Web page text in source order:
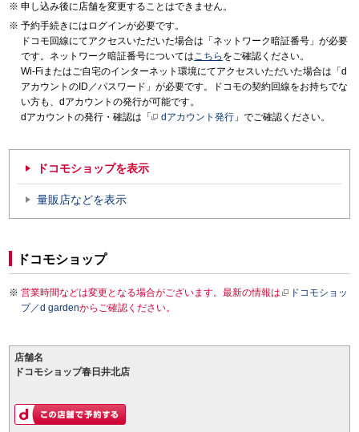
申し込み後に店舗を変更することはできません。
予約手続きにはログインが必要です。
ドコモ回線にてアクセスいただいた場合は「ネットワーク暗証番号」が必要
です。ネットワーク暗証番号についてはこちら をご確認ください。
Wi-Fiまたはご自宅のインターネット環境にてアクセスいただいた場合は「d
アカウントのID／パスワード」が必要です。ドコモの契約回線をお持ちでな
い方も、dアカウントの発行が可能です。
dアカウントの発行・確認は「
dアカウント発行 」でご確認ください。
ドコモショップを表示
量販店などを表示
ドコモショップ
営業時間などは変更となる場合がございます。最新の情報は
ドコモショッ
プ／d gardenからご確認ください。
店舗名
ドコモショップ春日井北店